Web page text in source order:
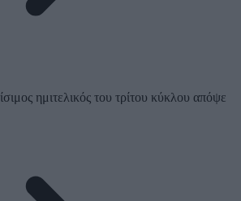
ημιτελικός του τρίτου κύκλου απόψε